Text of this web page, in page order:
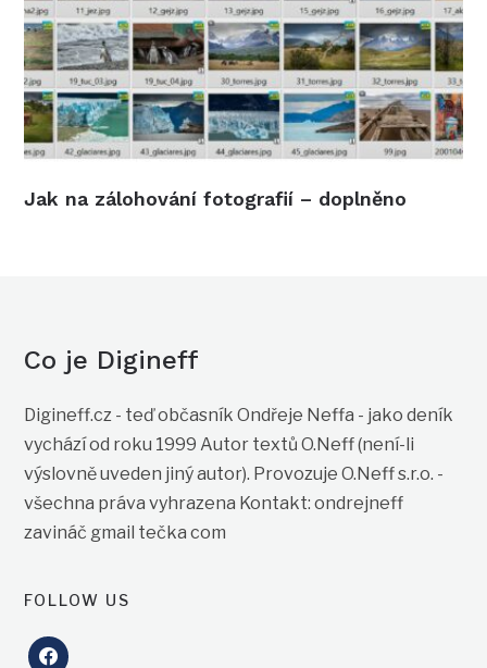
Jak na zálohování fotografií – doplněno
Co je Digineff
Digineff.cz - teď občasník Ondřeje Neffa - jako deník
vychází od roku 1999 Autor textů O.Neff (není-li
výslovně uveden jiný autor). Provozuje O.Neff s.r.o. -
všechna práva vyhrazena Kontakt: ondrejneff
zavináč gmail tečka com
FOLLOW US
facebook